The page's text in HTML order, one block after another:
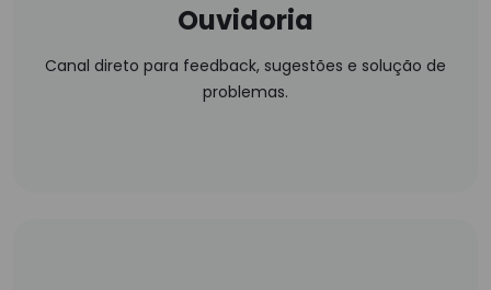
Ouvidoria
Canal direto para feedback, sugestões e solução de
problemas.